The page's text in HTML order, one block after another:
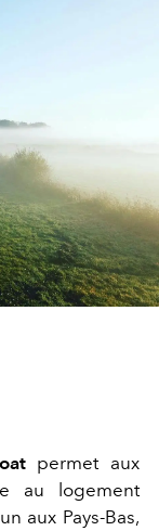
permet aux
au logement
aux Pays-Bas,